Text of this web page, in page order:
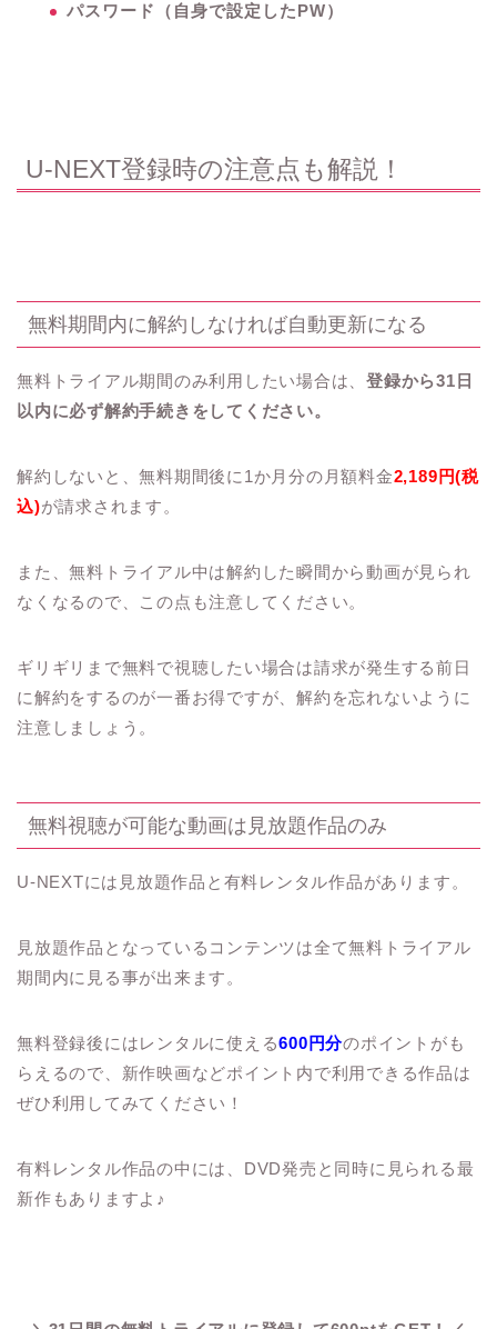
パスワード（自身で設定したPW）
U-NEXT登録時の注意点も解説！
無料期間内に解約しなければ自動更新になる
無料トライアル期間のみ利用したい場合は、登録から31日
以内に必ず解約手続きをしてください。
解約しないと、無料期間後に1か月分の月額料金2,189円(税
込)が請求されます。
また、無料トライアル中は解約した瞬間から動画が見られ
なくなるので、この点も注意してください。
ギリギリまで無料で視聴したい場合は請求が発生する前日
に解約をするのが一番お得ですが、解約を忘れないように
注意しましょう。
無料視聴が可能な動画は見放題作品のみ
U-NEXTには見放題作品と有料レンタル作品があります。
見放題作品となっているコンテンツは全て無料トライアル
期間内に見る事が出来ます。
無料登録後にはレンタルに使える600円分のポイントがも
らえるので、新作映画などポイント内で利用できる作品は
ぜひ利用してみてください！
有料レンタル作品の中には、DVD発売と同時に見られる最
新作もありますよ♪